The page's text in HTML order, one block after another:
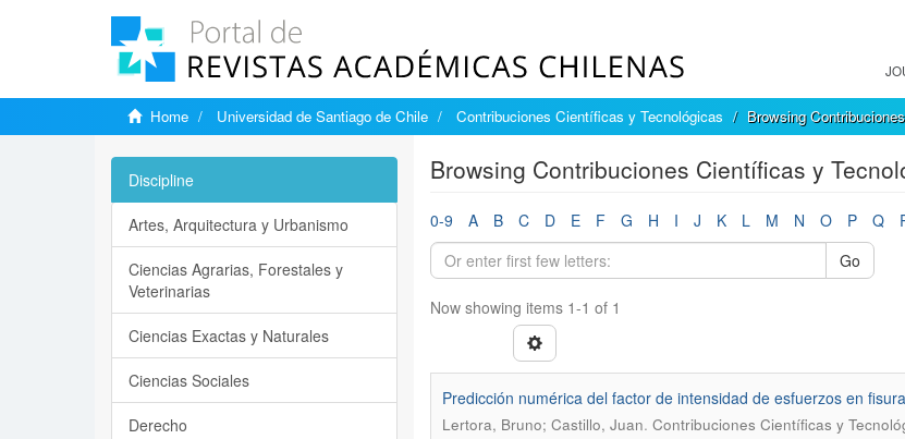
Home Universidad de Santiago de Chile Contribuciones Científicas y Tecnológicas Browsing
Browsing Contribuciones Científicas y
0-9 A B C D E F G H I J K L M N O P Q
Go
Now showing items 1-1 of 1
Predicción numérica del factor de intensidad de esfuerzos en
Lertora, Bruno; Castillo, Juan. Contribuciones Científicas y
Discipline
Artes, Arquitectura y Urbanismo
Ciencias Agrarias, Forestales y
Veterinarias
Ciencias Exactas y Naturales
Ciencias Sociales
Derecho